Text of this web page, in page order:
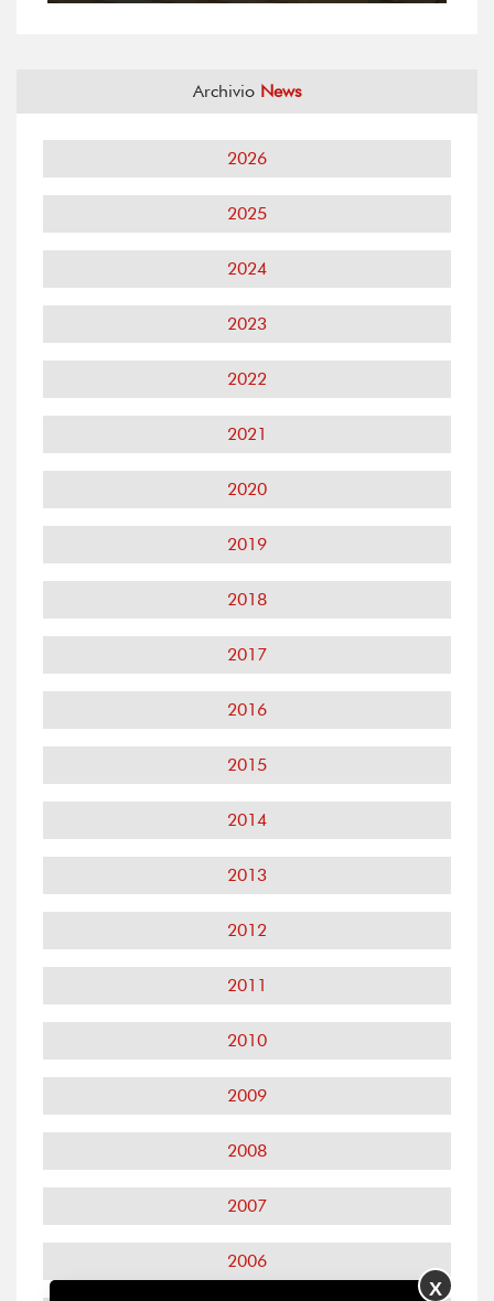
Archivio News
2026
2025
2024
2023
2022
2021
2020
2019
2018
2017
2016
2015
2014
2013
2012
2011
2010
2009
2008
2007
2006
X